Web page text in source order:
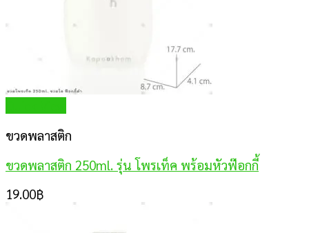
ขวดพลาสติก
ขวดพลาสติก 250ml. รุ่น โพรเท็ค พร้อมหัวฟ๊อกกี้
19.00฿